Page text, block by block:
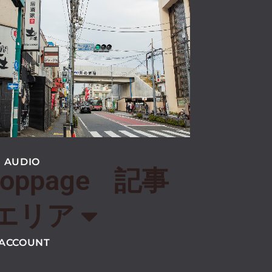
あいう
AUDIO
記事
リア